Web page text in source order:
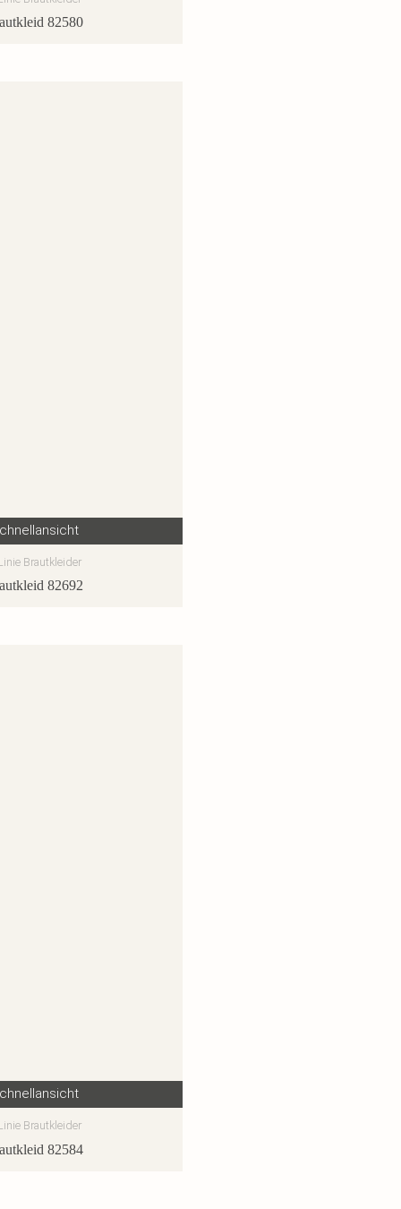
82580
Brautkleider
82692
Brautkleider
82584